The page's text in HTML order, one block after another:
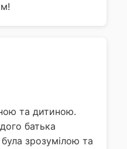
та дитиною.
батька
зрозумілою та